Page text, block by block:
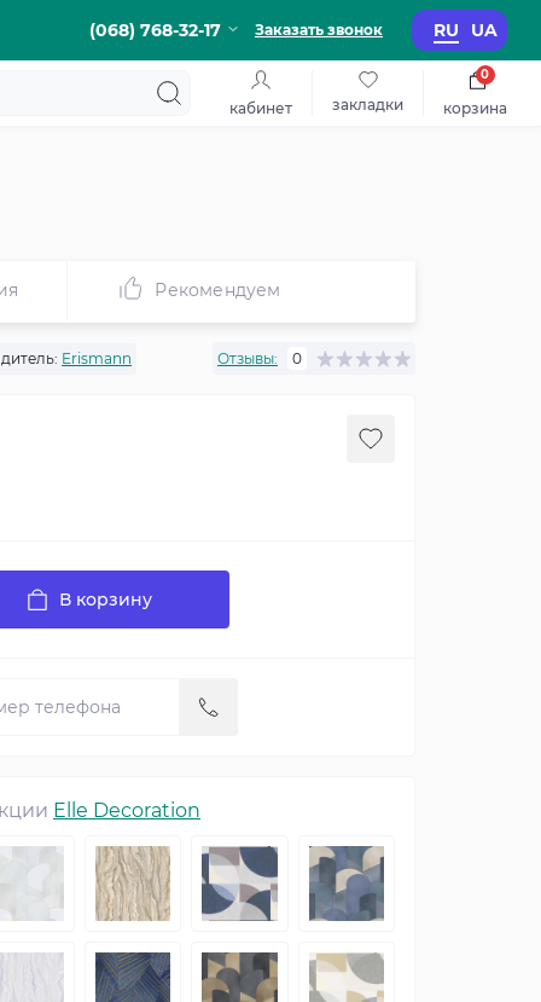
(068) 768-32-17 Заказать звонок RU UA
кабинет закладки корзина
0
Рекомендуем
Erismann Отзывы: 0
В корзину
Elle Decoration